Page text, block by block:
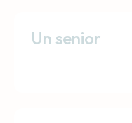
Un senior